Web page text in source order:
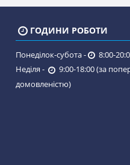
ГОДИНИ РОБОТИ
Понеділок-субота -
8:00-
Неділя -
9:00-18:00 (за
домовленістю)